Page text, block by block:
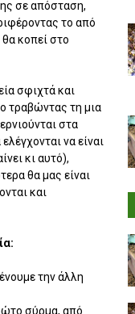
σε απόσταση,
το από
θα κοπεί στο
σφιχτά και
τραβώντας τη μια
στα
να είναι
κι αυτό),
θα μας είναι
και
την άλλη
σύρμα, από